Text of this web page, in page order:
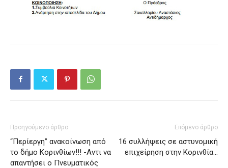
Προηγούμενο άρθρο
“Περίεργη” ανακοίνωση από
το δήμο Κορινθίων!!! -Αντι να
απαντήσει ο Πνευματικός
Επόμενο άρθρο
16 συλλήψεις σε αστυνομική
επιχείρηση στην Κορινθία…